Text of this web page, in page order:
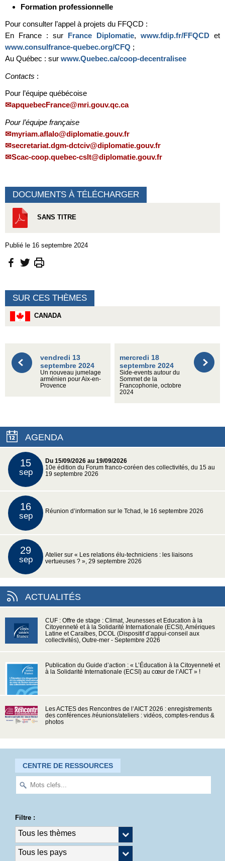
Formation professionnelle
Pour consulter l’appel à projets du FFQCD :
En France : sur France Diplomatie, www.fdip.fr/FFQCD et
www.consulfrance-quebec.org/CFQ ;
Au Québec : sur www.Quebec.ca/coop-decentralisee
Contacts :
Pour l’équipe québécoise
apquebecFrance@mri.gouv.qc.ca
Pour l’équipe française
myriam.aflalo@diplomatie.gouv.fr
secretariat.dgm-dctciv@diplomatie.gouv.fr
Scac-coop.quebec-cslt@diplomatie.gouv.fr
DOCUMENTS À TÉLÉCHARGER
SANS TITRE
Publié le 16 septembre 2024
SUR CES THÈMES
CANADA
vendredi 13
septembre 2024
Un nouveau jumelage
arménien pour Aix-en-
Provence
mercredi 18
septembre 2024
Side-events autour du
Sommet de la
Francophonie, octobre
2024
AGENDA
15
sep
Du 15/09/2026 au 19/09/2026
10e édition du Forum franco-coréen des collectivités, du 15 au
19 septembre 2026
16
sep Réunion d’information sur le Tchad, le 16 septembre 2026
29
sep
Atelier sur « Les relations élu-techniciens : les liaisons
vertueuses ? », 29 septembre 2026
ACTUALITÉS
CUF : Offre de stage : Climat, Jeunesses et Education à la
Citoyenneté et à la Solidarité Internationale (ECSI), Amériques
Latine et Caraïbes, DCOL (Dispositif d’appui-conseil aux
collectivités), Outre-mer - Septembre 2026
Publication du Guide d’action : « L’Éducation à la Citoyenneté et
à la Solidarité Internationale (ECSI) au cœur de l’AICT » !
Les ACTES des Rencontres de l’AICT 2026 : enregistrements
des conférences /réunions/ateliers : vidéos, comptes-rendus &
photos
CENTRE DE RESSOURCES
Filtre :